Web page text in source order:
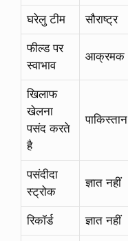
घरेलु टीम सौराष्ट्र
फील्ड पर
स्वाभाव
आक्रमक
खिलाफ
खेलना
पसंद करते
है
पाकिस्तान
पसंदीदा
स्ट्रोक
ज्ञात नहीं
रिकॉर्ड ज्ञात नहीं